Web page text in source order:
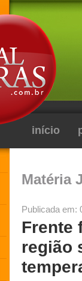
início
Matéria
Publicada em:
Frente
região